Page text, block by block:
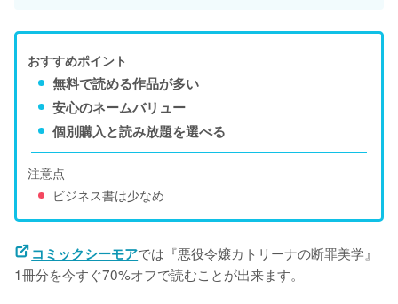
おすすめポイント
無料で読める作品が多い
安心のネームバリュー
個別購入と読み放題を選べる
注意点
ビジネス書は少なめ
コミックシーモアでは『悪役令嬢カトリーナの断罪美学』
1冊分を今すぐ70%オフで読むことが出来ます。